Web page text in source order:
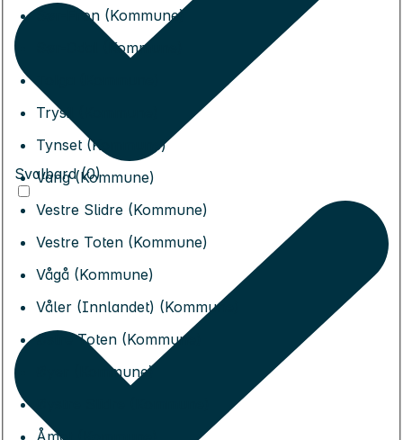
Sør-Fron (Kommune)
Sør-Odal (Kommune)
Trysil (Kommune)
Tynset (Kommune)
Vang (Kommune)
Vestre Slidre (Kommune)
Vestre Toten (Kommune)
Vågå (Kommune)
Våler (Innlandet) (Kommune)
Østre Toten (Kommune)
Øyer (Kommune)
Åmot (Kommune)
Svalbard (0)